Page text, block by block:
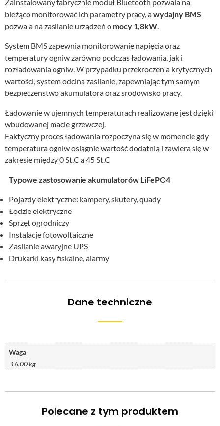
Zainstalowany fabrycznie moduł Bluetooth pozwala na
bieżąco monitorować ich parametry pracy, awydajny BMS
pozwala na zasilanie urządzeń o mocy 1,8kW
System BMS zapewnia monitorowanie napięcia oraz
temperatury ogniw zarówno podczas ładowania, jak i
rozładowania ogniw. W przypadku przekroczenia krytycznych
wartości, system odcina zasilanie, zapewniając tym samym
bezpieczeństwo akumulatora oraz środowisko pracy.
Ładowanie w ujemnych temperaturach realizowane jest dzięki
wbudowanej macie grzewczej.
Faktyczny proces ładowania rozpoczyna się w momencie gdy
temperatura ogniw osiągnie wartość dodatnią i zawiera się w
zakresie między 0 St.C a 45 St.C
Typowe zastosowanie akumulatorów LiFePO4
Pojazdy elektryczne: kampery, skutery, quady
Łodzie elektryczne
Sprzęt ogrodniczy
Instalacje fotowoltaiczne
Zasilanie awaryjne UPS
Drukarki kasy fiskalne, alarmy
Dane techniczne
Waga
16,00 kg
Polecane z tym produktem